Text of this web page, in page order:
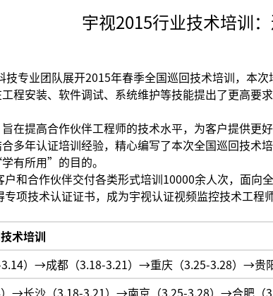
宇视2015行业技术培训
专业团队展开2015年春季全国巡回技术培训，本
程安装、软件调试、系统维护等技能提出了更高
在提高合作伙伴工程师的技术水平，为客户提供
多年认证培训经验，精心编写了本次全国巡回技术
有所用”的目的。
和合作伙伴交付各类形式培训10000余人次，面向
项技术认证证书，成为宇视认证视频监控技术工
术培训
）→成都（3.18-3.21）→重庆（3.25-3.28）→贵
→长沙（3.18-3.21）→南京（3.25-3.28）→合肥（